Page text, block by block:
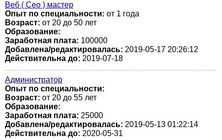
Веб ( Сео ) мастер
Опыт по специальности: от 1 года
Возраст: от 20 до 50 лет
Образование:
Заработная плата: 100000
Добавлена/редактировалась: 2019-05-17 20:26:12
Действительна до: 2019-07-18
Администратор
Опыт по специальности:
Возраст: от 20 до 55 лет
Образование:
Заработная плата: 25000
Добавлена/редактировалась: 2019-05-13 01:22:14
Действительна до: 2020-05-31